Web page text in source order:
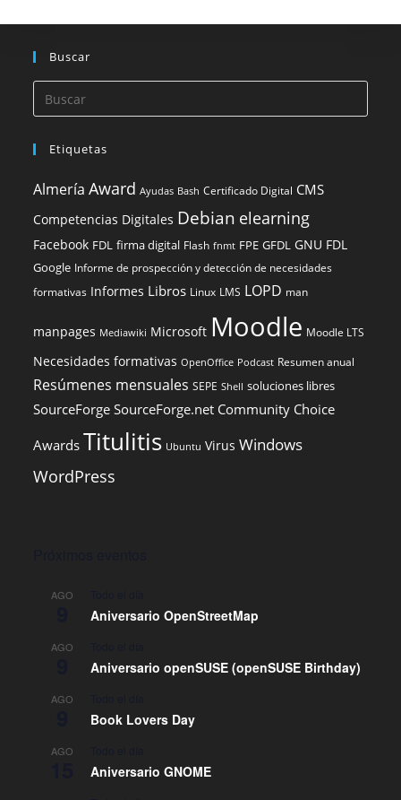
Buscar
Etiquetas
Almería Award Ayudas Bash Certificado Digital CMS
Competencias Digitales Debian elearning
Facebook FDL firma digital Flash fnmt FPE GFDL GNU FDL
Google Informe de prospección y detección de necesidades
formativas Informes Libros Linux LMS LOPD man
manpages Mediawiki Microsoft Moodle Moodle LTS
Necesidades formativas OpenOffice Podcast Resumen anual
Resúmenes mensuales SEPE Shell soluciones libres
SourceForge SourceForge.net Community Choice
Awards Titulitis Ubuntu Virus Windows
WordPress
AGO
Aniversario OpenStreetMap
AGO
Aniversario openSUSE (openSUSE Birthday)
AGO
Book Lovers Day
AGO
Aniversario GNOME